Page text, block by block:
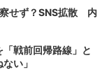
せず？SNS拡散 内
戦前回帰路線」と
い」